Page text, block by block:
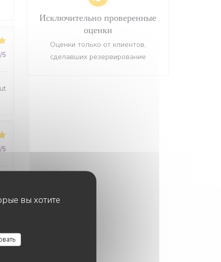
вы хотите
/5
/5
/5
Исключительно проверенные
оценки
Оценки только от клиентов,
сделавших резервирование